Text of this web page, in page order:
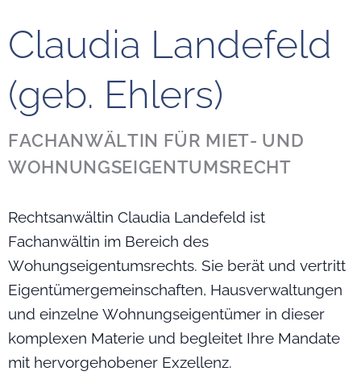
Claudia Landefeld
(geb. Ehlers)
FACHANWÄLTIN FÜR MIET- UND
WOHNUNGSEIGENTUMSRECHT
Rechtsanwältin Claudia Landefeld ist
Fachanwältin im Bereich des
Wohungseigentumsrechts. Sie berät und vertritt
Eigentümergemeinschaften, Hausverwaltungen
und einzelne Wohnungseigentümer in dieser
komplexen Materie und begleitet Ihre Mandate
mit hervorgehobener Exzellenz.